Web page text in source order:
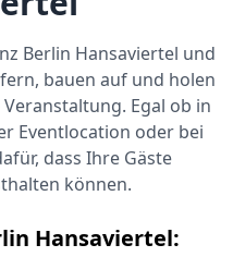
Berlin Hansaviertel und
bauen auf und holen
Egal ob in
Eventlocation oder bei
dass Ihre Gäste
können.
Hansaviertel: